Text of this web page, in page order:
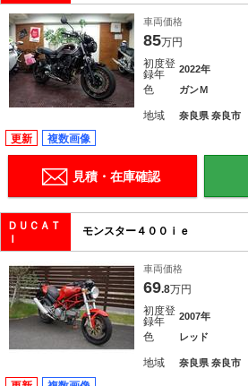
車両価格
85万円
初度登
録年
2022年
色 ガンＭ
地域 奈良県 奈良市
更新 複数画像
見積・在庫確認
ＤＵＣＡＴ
Ｉ
モンスター４００ｉｅ
車両価格
69.8万円
初度登
録年
2007年
色 レッド
地域 奈良県 奈良市